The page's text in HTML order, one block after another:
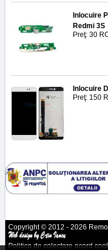
Inlocuire
Redmi 3S
Preţ: 30
Inlocuire
Preţ: 150
Copyright © 2012 - 2026
Politica de colectare acord